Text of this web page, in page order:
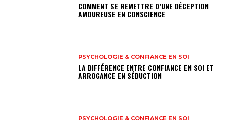
COMMENT SE REMETTRE D’UNE DÉCEPTION
AMOUREUSE EN CONSCIENCE
PSYCHOLOGIE & CONFIANCE EN SOI
LA DIFFÉRENCE ENTRE CONFIANCE EN SOI ET
ARROGANCE EN SÉDUCTION
PSYCHOLOGIE & CONFIANCE EN SOI